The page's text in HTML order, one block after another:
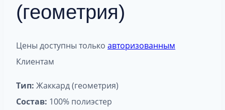
(геометрия)
Цены доступны только авторизованным
Клиентам
Тип: Жаккард (геометрия)
Состав: 100% полиэстер